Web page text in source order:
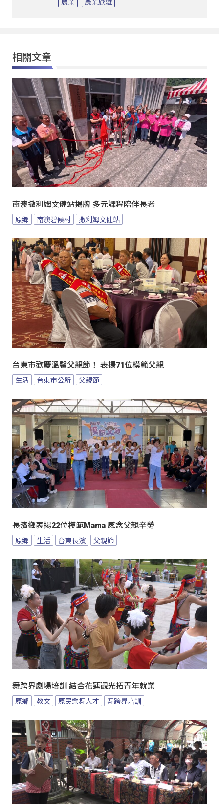
農業 農業旅遊
相關文章
南澳撒利姆文健站揭牌 多元課程陪伴長者
原鄉 南澳碧候村 撒利姆文健站
台東市歡慶溫馨父親節！ 表揚71位模範父親
生活 台東市公所 父親節
長濱鄉表揚22位模範Mama 感念父親辛勞
原鄉 生活 台東長濱 父親節
舞跨界劇場培訓 結合花蓮觀光拓青年就業
原鄉 教文 原民樂舞人才 舞跨界培訓